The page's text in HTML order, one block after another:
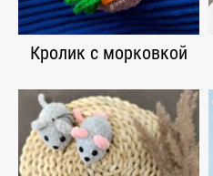
Кролик с морковкой